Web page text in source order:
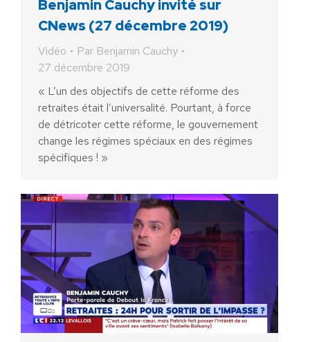
Benjamin Cauchy invité sur
CNews (27 décembre 2019)
Vidéo Par Benjamin Cauchy
27 décembre 2019
« L’un des objectifs de cette réforme des
retraites était l’universalité. Pourtant, à force
de détricoter cette réforme, le gouvernement
change les régimes spéciaux en des régimes
spécifiques ! »